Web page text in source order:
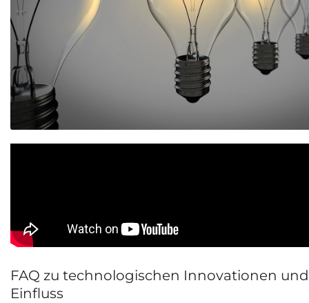
FAQ zu technologischen Innovationen
Einfluss